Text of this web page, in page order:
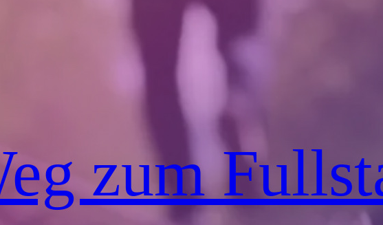
zum